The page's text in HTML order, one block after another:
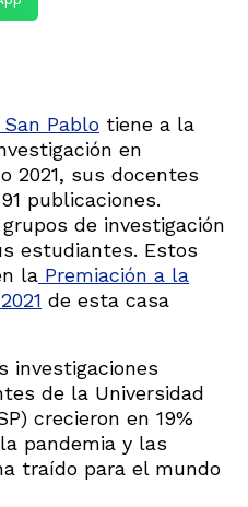
Pablo tiene a la
en
2021, sus docentes
publicaciones.
de investigación
estudiantes. Estos
la Premiación a la
de esta casa
investigaciones
de la Universidad
crecieron en 19%
pandemia y las
traído para el mundo